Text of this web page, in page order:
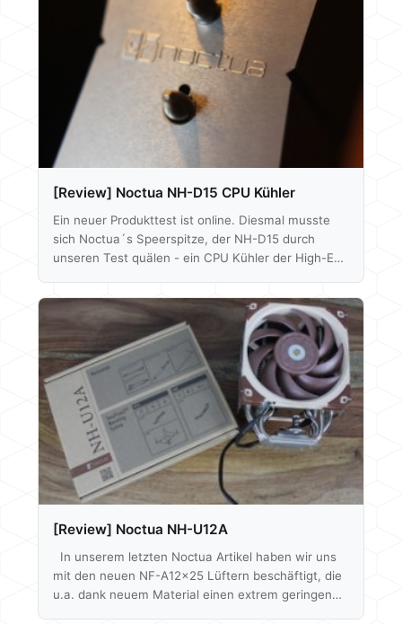
[Review] Noctua NH-D15 CPU Kühler
Ein neuer Produkttest ist online. Diesmal musste
sich Noctua´s Speerspitze, der NH-D15 durch
unseren Test quälen - ein CPU Kühler der High-End
komplette Review findet ihr hier: Noctua NH-D15
Im Dezember wird dann der erste
ernstzunehmende Konkurrent unter die Lupe
genommen... Als Appetithappen gibt es hier schon
ein mal paar Close Up Aufnahmen Hier nur kurz
das Fazit als Auszug: Fazit Die…
[Review] Noctua NH-U12A
In unserem letzten Noctua Artikel haben wir uns
mit den neuen NF-A12x25 Lüftern beschäftigt, die
u.a. dank neuem Material einen extrem geringen